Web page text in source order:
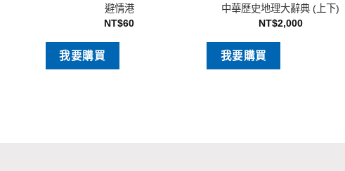
避情港
NT$60
我要購買
中華歷史地理大辭典 (上下)
NT$2,000
我要購買